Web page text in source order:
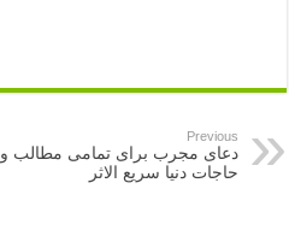
Previous
دعای مجرب برای تمامی مطالب و
حاجات دنیا سریع الاثر